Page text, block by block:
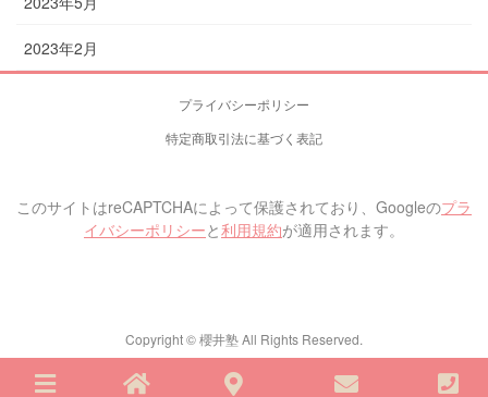
2023年2月
プライバシーポリシー
特定商取引法に基づく表記
このサイトはreCAPTCHAによって保護されており、Googleのプラ
イバシーポリシーと利用規約が適用されます。
Copyright © 櫻井塾 All Rights Reserved.